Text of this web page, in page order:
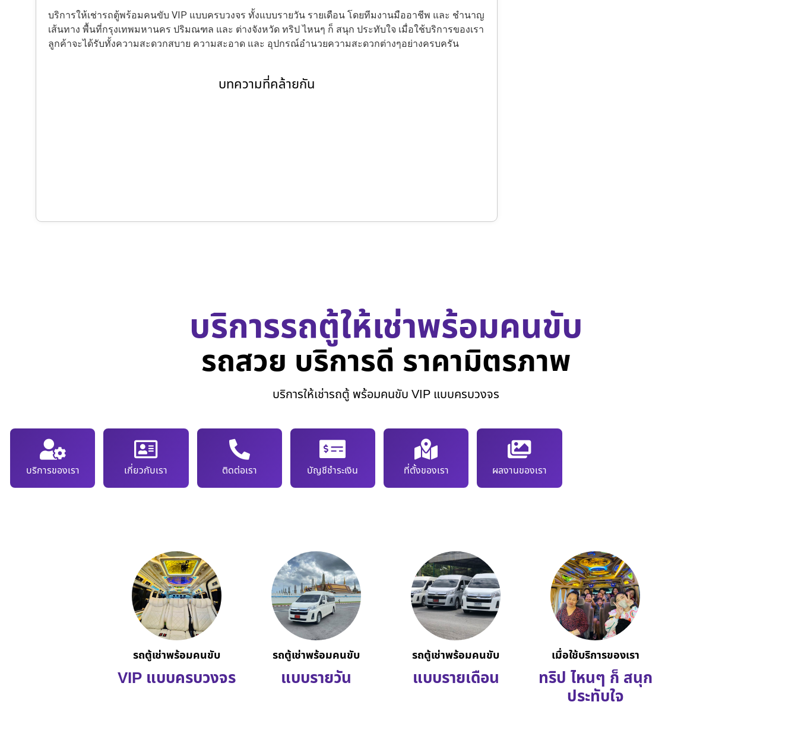
บริการให้เช่ารถตู้พร้อมคนขับ VIP แบบครบวงจร ทั้งแบบรายวัน รายเดือน โดยทีมงานมืออาชีพ และ ชำนาญ
เส้นทาง พื้นที่กรุงเทพมหานคร ปริมณฑล และ ต่างจังหวัด ทริป ไหนๆ ก็ สนุก ประทับใจ เมื่อใช้บริการของเรา
ลูกค้าจะได้รับทั้งความสะดวกสบาย ความสะอาด และ อุปกรณ์อำนวยความสะดวกต่างๆอย่างครบครัน
บทความที่คล้ายกัน
บริการรถตู้ให้เช่าพร้อมคนขับ
รถสวย บริการดี ราคามิตรภาพ
บริการให้เช่ารถตู้ พร้อมคนขับ VIP แบบครบวงจร
บริการของเรา เกี่ยวกับเรา ติดต่อเรา บัญชีชำระเงิน ที่ตั้งของเรา ผลงานของเรา
รถตู้เช่าพร้อมคนขับ
VIP แบบครบวงจร
รถตู้เช่าพร้อมคนขับ
แบบรายวัน
รถตู้เช่าพร้อมคนขับ
แบบรายเดือน
เมื่อใช้บริการของเรา
ทริป ไหนๆ ก็ สนุก
ประทับใจ